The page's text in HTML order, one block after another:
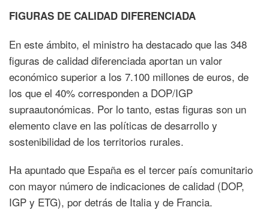
FIGURAS DE CALIDAD DIFERENCIADA
En este ámbito, el ministro ha destacado que las 348
figuras de calidad diferenciada aportan un valor
económico superior a los 7.100 millones de euros, de
los que el 40% corresponden a DOP/IGP
supraautonómicas. Por lo tanto, estas figuras son un
elemento clave en las políticas de desarrollo y
sostenibilidad de los territorios rurales.
Ha apuntado que España es el tercer país comunitario
con mayor número de indicaciones de calidad (DOP,
IGP y ETG), por detrás de Italia y de Francia.